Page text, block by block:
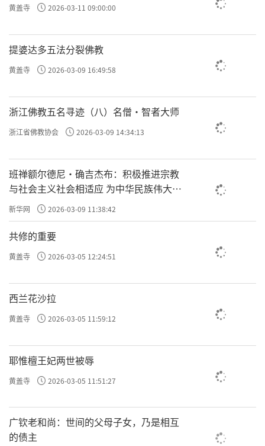
黄盖寺 2026-03-11 09:00:00
提婆达多五法分裂佛教
黄盖寺 2026-03-09 16:49:58
浙江佛教五名寻迹（八）名僧·智者大师
浙江省佛教协会 2026-03-09 14:34:13
班禅额尔德尼·确吉杰布：积极推进宗教
与社会主义社会相适应 为中华民族伟大复
兴贡献力量
新华网 2026-03-09 11:38:42
共修的重要
黄盖寺 2026-03-05 12:24:51
西兰花沙拉
黄盖寺 2026-03-05 11:59:12
耶惟檀王妃两世被辱
黄盖寺 2026-03-05 11:51:27
广钦老和尚：世间的父母子女，乃是相互
的债主